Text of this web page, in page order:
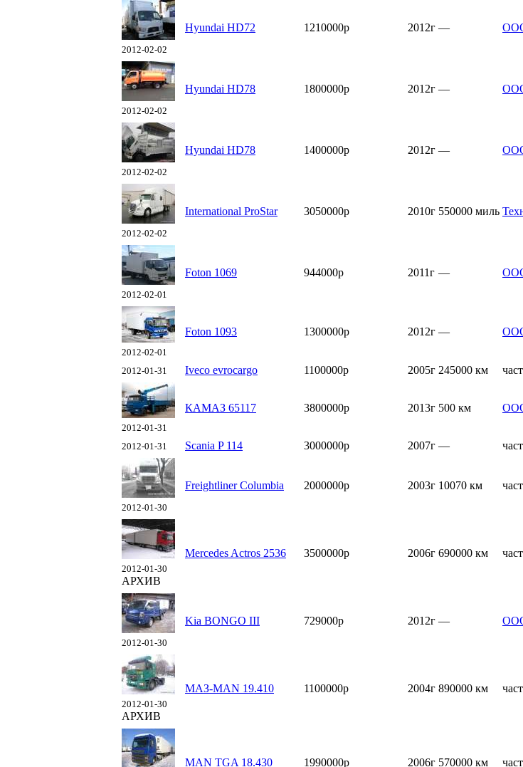
2012-02-02
Hyundai HD72 1210000р 2012г —
2012-02-02
Hyundai HD78 1800000р 2012г —
2012-02-02
Hyundai HD78 1400000р 2012г —
2012-02-02
International ProStar 3050000р 2010г 550000 миль
2012-02-01
Foton 1069 944000р 2011г —
2012-02-01
Foton 1093 1300000р 2012г —
2012-01-31 Iveco evrocargo 1100000р 2005г 245000 км
2012-01-31
КАМАЗ 65117 3800000р 2013г 500 км
2012-01-31 Scania P 114 3000000р 2007г —
2012-01-30
Freightliner Columbia 2000000р 2003г 10070 км
2012-01-30
АРХИВ
Mercedes Actros 2536 3500000р 2006г 690000 км
2012-01-30
Kia BONGO III 729000р 2012г —
2012-01-30
АРХИВ
МАЗ-MAN 19.410 1100000р 2004г 890000 км
MAN TGA 18.430 1990000р 2006г 570000 км